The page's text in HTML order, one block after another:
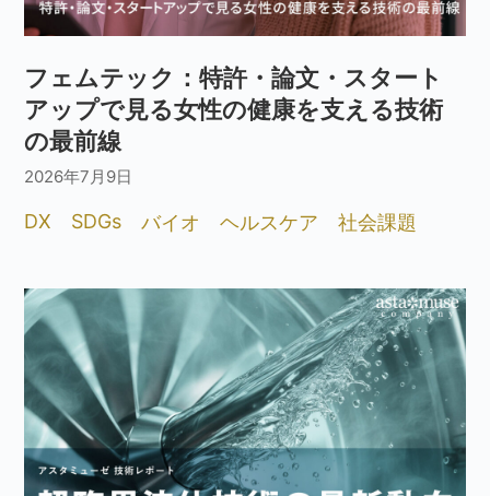
フェムテック：特許・論文・スタート
アップで見る女性の健康を支える技術
の最前線
2026年7月9日
DX SDGs バイオ ヘルスケア 社会課題